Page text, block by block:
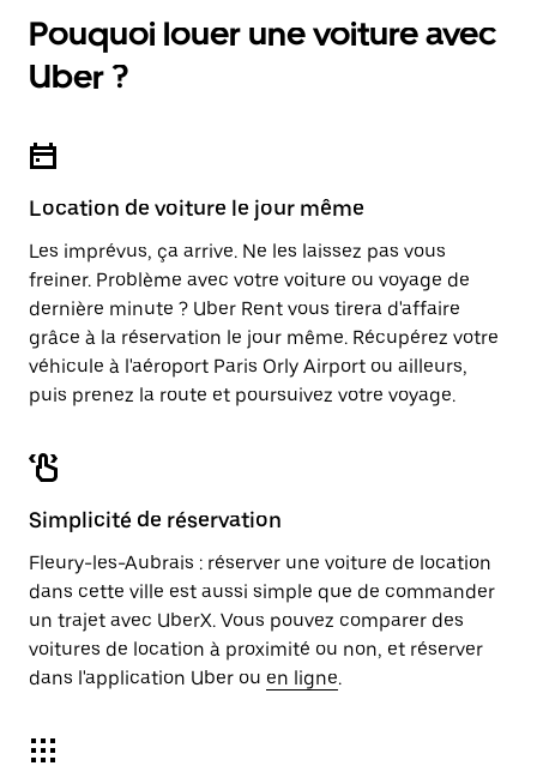
Pouquoi louer une voiture avec
Uber ?
Location de voiture le jour même
Les imprévus, ça arrive. Ne les laissez pas vous
freiner. Problème avec votre voiture ou voyage de
dernière minute ? Uber Rent vous tirera d'affaire
grâce à la réservation le jour même. Récupérez votre
véhicule à l'aéroport Paris Orly Airport ou ailleurs,
puis prenez la route et poursuivez votre voyage.
Simplicité de réservation
Fleury-les-Aubrais : réserver une voiture de location
dans cette ville est aussi simple que de commander
un trajet avec UberX. Vous pouvez comparer des
voitures de location à proximité ou non, et réserver
dans l'application Uber ou en ligne.